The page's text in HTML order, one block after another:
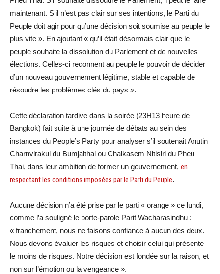
maintenant. S’il n’est pas clair sur ses intentions, le Parti du
Peuple doit agir pour qu’une décision soit soumise au peuple le
plus vite ». En ajoutant « qu’il était désormais clair que le
peuple souhaite la dissolution du Parlement et de nouvelles
élections. Celles-ci redonnent au peuple le pouvoir de décider
d’un nouveau gouvernement légitime, stable et capable de
résoudre les problèmes clés du pays ».
Cette déclaration tardive dans la soirée (23H13 heure de
Bangkok) fait suite à une journée de débats au sein des
instances du People’s Party pour analyser s’il soutenait Anutin
Charnvirakul du Bumjaithai ou Chaikasem Nitisiri du Pheu
Thai, dans leur ambition de former un gouvernement, en
respectant les conditions imposées par le Parti du Peuple.
Aucune décision n’a été prise par le parti « orange » ce lundi,
comme l’a souligné le porte-parole Parit Wacharasindhu :
« franchement, nous ne faisons confiance à aucun des deux.
Nous devons évaluer les risques et choisir celui qui présente
le moins de risques. Notre décision est fondée sur la raison, et
non sur l’émotion ou la vengeance ».